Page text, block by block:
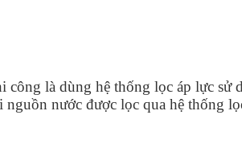
công là dùng hệ thống lọc áp lực sử
nước được lọc qua hệ thống